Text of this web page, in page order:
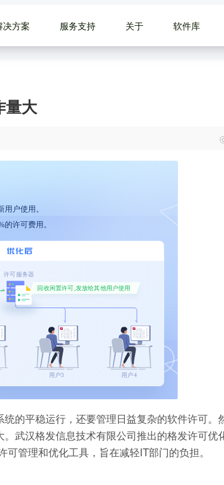
决方案 服务支持 关于 软件库
量大
的平稳运行，还要管理日益复杂的软件许可。
武汉格发信息技术有限公司推出的格发许可优
管理和优化工具，旨在减轻IT部门的负担。